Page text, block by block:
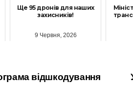
Ще 95 дронів для наших
захисників!
9 Червня, 2026
відшкодування